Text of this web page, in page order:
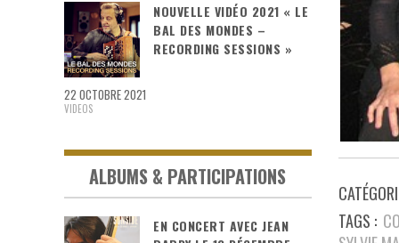
TAGS :
NOUVELLE VIDÉO 2021 « LE
BAL DES MONDES –
RECORDING SESSIONS »
22 OCTOBRE 2021
VIDEOS
ALBUMS & PARTICIPATIONS
EN CONCERT AVEC JEAN